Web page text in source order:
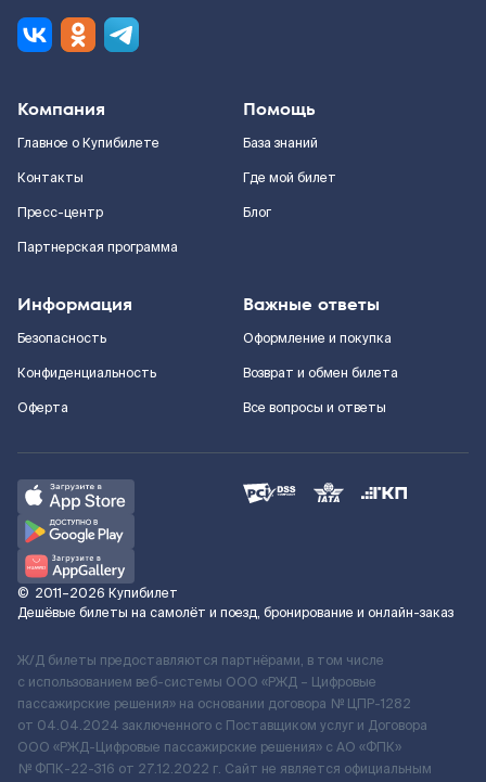
Компания
Главное о Купибилете
Контакты
Пресс-центр
Партнерская программа
Помощь
База знаний
Где мой билет
Блог
Информация
Безопасность
Конфиденциальность
Оферта
Важные ответы
Оформление и покупка
Возврат и обмен билета
Все вопросы и ответы
© 2011–2026 Купибилет
Дешёвые билеты на самолёт и поезд, бронирование и онлайн-заказ
Ж/Д билеты предоставляются партнёрами, в том числе
с использованием веб-системы ООО «РЖД – Цифровые
пассажирские решения» на основании договора № ЦПР-1282
от 04.04.2024 заключенного с Поставщиком услуг и Договора
ООО «РЖД-Цифровые пассажирские решения» c АО «ФПК»
№ ФПК-22-316 от 27.12.2022 г. Сайт не является официальным